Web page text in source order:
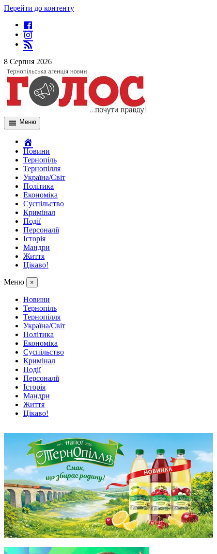
Перейти до контенту
8 Серпня 2026
Меню
Новини
Тернопіль
Тернопілля
Україна/Світ
Політика
Економіка
Суспільство
Кримінал
Події
Персоналії
Історія
Мандри
Життя
Цікаво!
Меню ×
Новини
Тернопіль
Тернопілля
Україна/Світ
Політика
Економіка
Суспільство
Кримінал
Події
Персоналії
Історія
Мандри
Життя
Цікаво!